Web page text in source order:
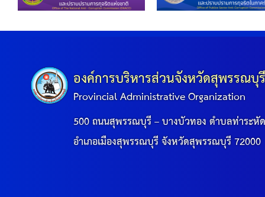
องค์การบริหารส่วนจังหวัดสุพรรณบุ
Provincial Administrative Organization
500 ถนนสุพรรณบุรี – บางบัวทอง ตำบลท่าระหั
อำเภอเมืองสุพรรณบุรี จังหวัดสุพรรณบุรี 72000